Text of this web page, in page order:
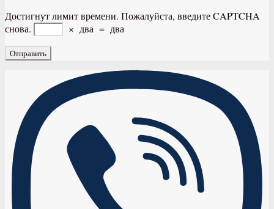
Достигнут лимит времени. Пожалуйста, введите CAPTCHA
снова.
× два = два